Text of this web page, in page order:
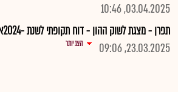
03.04.2025, 10:46
תפרן - מצגת לשוק ההון - דוח תקופתי לשנת -2024אנגלית
23.03.2025, 09:06
הצג יותר